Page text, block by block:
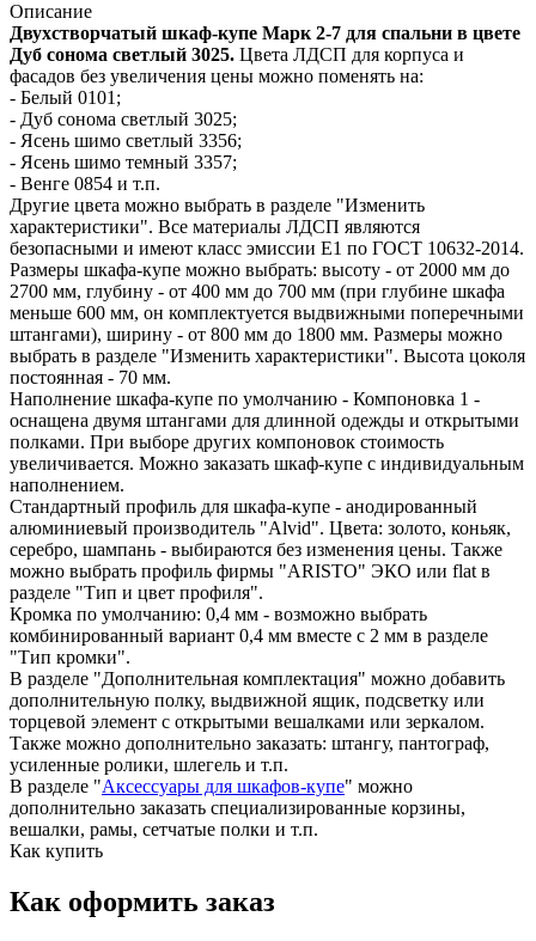
Описание
Двухстворчатый шкаф-купе Марк 2-7 для спальни в цвете
Дуб сонома светлый 3025. Цвета ЛДСП для корпуса и
фасадов без увеличения цены можно поменять на:
- Белый 0101;
- Дуб сонома светлый 3025;
- Ясень шимо светлый 3356;
- Ясень шимо темный 3357;
- Венге 0854 и т.п.
Другие цвета можно выбрать в разделе "Изменить
характеристики". Все материалы ЛДСП являются
безопасными и имеют класс эмиссии Е1 по ГОСТ 10632-2014.
Размеры шкафа-купе можно выбрать: высоту - от 2000 мм до
2700 мм, глубину - от 400 мм до 700 мм (при глубине шкафа
меньше 600 мм, он комплектуется выдвижными поперечными
штангами), ширину - от 800 мм до 1800 мм. Размеры можно
выбрать в разделе "Изменить характеристики". Высота цоколя
постоянная - 70 мм.
Наполнение шкафа-купе по умолчанию - Компоновка 1 -
оснащена двумя штангами для длинной одежды и открытыми
полками. При выборе других компоновок стоимость
увеличивается. Можно заказать шкаф-купе с индивидуальным
наполнением.
Стандартный профиль для шкафа-купе - анодированный
алюминиевый производитель "Alvid". Цвета: золото, коньяк,
серебро, шампань - выбираются без изменения цены. Также
можно выбрать профиль фирмы "ARISTO" ЭКО или flat в
разделе "Тип и цвет профиля".
Кромка по умолчанию: 0,4 мм - возможно выбрать
комбинированный вариант 0,4 мм вместе с 2 мм в разделе
"Тип кромки".
В разделе "Дополнительная комплектация" можно добавить
дополнительную полку, выдвижной ящик, подсветку или
торцевой элемент с открытыми вешалками или зеркалом.
Также можно дополнительно заказать: штангу, пантограф,
усиленные ролики, шлегель и т.п.
В разделе "Аксессуары для шкафов-купе" можно
дополнительно заказать специализированные корзины,
вешалки, рамы, сетчатые полки и т.п.
Как купить
Как оформить заказ